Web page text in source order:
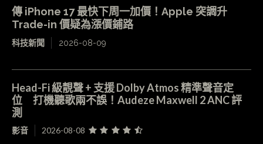
傳 iPhone 17 最快下周一加價！Apple 突調升
Trade-in 價疑為漲價鋪路
科技新聞 2026-08-09
Head-Fi 級靚聲 + 支援 Dolby Atmos 精準聲音定
位 打機聽歌兩不誤！Audeze Maxwell 2 ANC 評
測
影音 2026-08-08